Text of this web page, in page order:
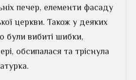
печер, елементи фасаду
церкви. Також у деяких
були вибиті шибки,
обсипалася та тріснула